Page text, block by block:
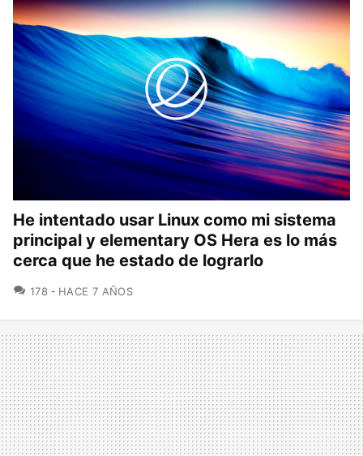
He intentado usar Linux como mi sistema
principal y elementary OS Hera es lo más
cerca que he estado de lograrlo
178 COMENTARIOS
HACE 7 AÑOS